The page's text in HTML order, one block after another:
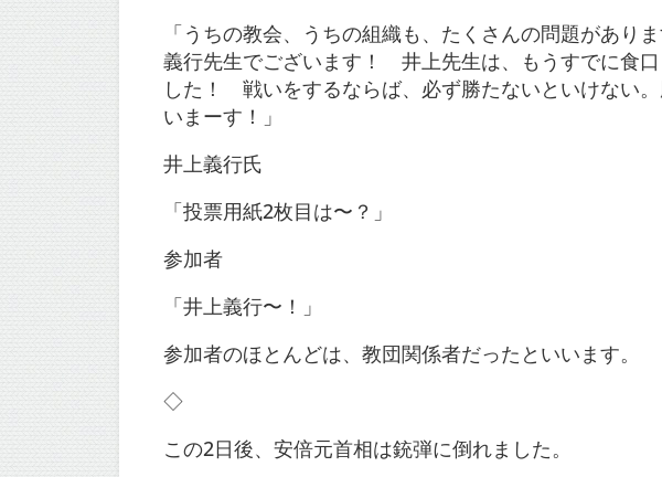
「うちの教会、うちの組織も、たくさんの問題があり
義行先生でございます！ 井上先生は、もうすでに食
した！ 戦いをするならば、必ず勝たないといけない
いまーす！」
井上義行氏
「投票用紙2枚目は〜？」
参加者
「井上義行〜！」
参加者のほとんどは、教団関係者だったといいます。
◇
この2日後、安倍元首相は銃弾に倒れました。